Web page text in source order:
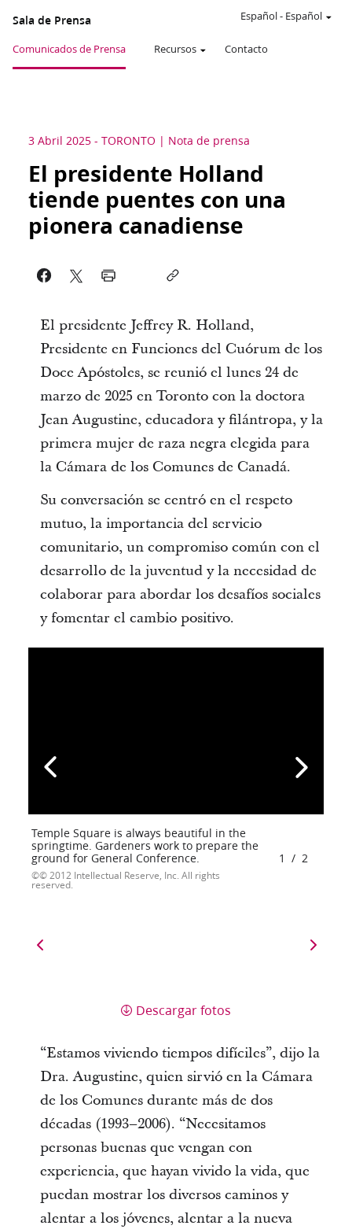
Sala de Prensa
Comunicados de Prensa Recursos Contacto
Español- Español
3 Abril 2025 - TORONTO Nota de prensa
El presidente Holland
tiende puentes con una
pionera canadiense
El presidente Jeffrey R. Holland,
Presidente en Funciones del Cuórum de los
Doce Apóstoles, se reunió el lunes 24 de
marzo de 2025 en Toronto con la doctora
Jean Augustine, educadora y filántropa, y la
primera mujer de raza negra elegida para
la Cámara de los Comunes de Canadá.
Su conversación se centró en el respeto
mutuo, la importancia del servicio
comunitario, un compromiso común con el
desarrollo de la juventud y la necesidad de
colaborar para abordar los desafíos sociales
y fomentar el cambio positivo.
Temple Square is always beautiful in the
springtime. Gardeners work to prepare the
ground for General Conference.
© 2012 Intellectual Reserve, Inc. All rights
reserved.
1 / 2
Descargar fotos
“Estamos viviendo tiempos difíciles”, dijo la
Dra. Augustine, quien sirvió en la Cámara
de los Comunes durante más de dos
décadas (1993–2006). “Necesitamos
personas buenas que vengan con
experiencia, que hayan vivido la vida, que
puedan mostrar los diversos caminos y
alentar a los jóvenes, alentar a la nueva